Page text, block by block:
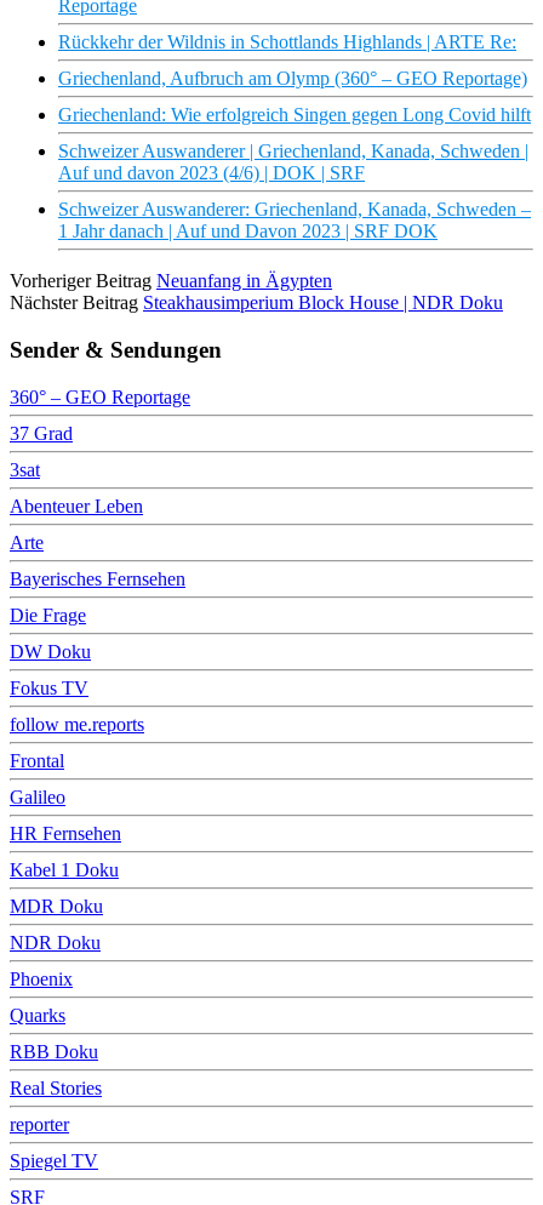
Reportage
Rückkehr der Wildnis in Schottlands Highlands | ARTE Re:
Griechenland, Aufbruch am Olymp (360° – GEO Reportage)
Griechenland: Wie erfolgreich Singen gegen Long Covid hilft
Schweizer Auswanderer | Griechenland, Kanada, Schweden |
Auf und davon 2023 (4/6) | DOK | SRF
Schweizer Auswanderer: Griechenland, Kanada, Schweden –
1 Jahr danach | Auf und Davon 2023 | SRF DOK
Vorheriger Beitrag Neuanfang in Ägypten
Nächster Beitrag Steakhausimperium Block House | NDR Doku
Sender & Sendungen
360° – GEO Reportage
37 Grad
3sat
Abenteuer Leben
Arte
Bayerisches Fernsehen
Die Frage
DW Doku
Fokus TV
follow me.reports
Frontal
Galileo
HR Fernsehen
Kabel 1 Doku
MDR Doku
NDR Doku
Phoenix
Quarks
RBB Doku
Real Stories
reporter
Spiegel TV
SRF